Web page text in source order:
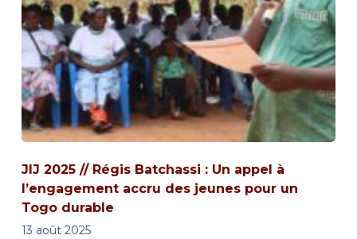
JIJ 2025 // Régis Batchassi : Un appel à
l’engagement accru des jeunes pour un
Togo durable
13 août 2025